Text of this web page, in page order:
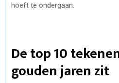
hoeft te ondergaan.
De top 10
gouden jaren zit